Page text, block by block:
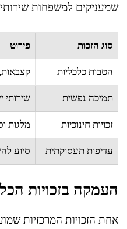
שמעניקים למשפחות
סוג הזכות פירוט
הטבות כלכליות
תמיכה נפשית שירותי
זכויות חינוכיות מלגות
עדיפות תעסוקתית סיוע
העמקה בזכויות
אחת הזכויות המרכזיות